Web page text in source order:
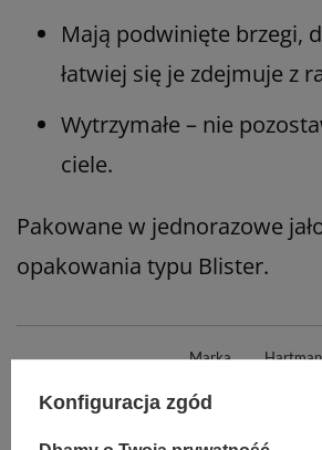
Mają podwinięte brzegi,
łatwiej się je zdejmuje z
Wytrzymałe – nie
ciele.
Pakowane w jednorazowe
opakowania typu Blister.
Marka
REF
Konfiguracja zgód